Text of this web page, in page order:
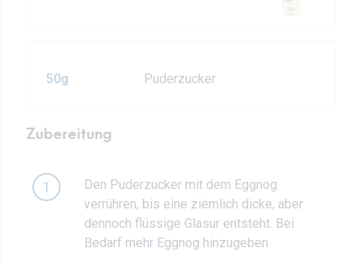
50g Puderzucker
Zubereitung
1
Den Puderzucker mit dem Eggnog
verrühren, bis eine ziemlich dicke, aber
dennoch flüssige Glasur entsteht. Bei
Bedarf mehr Eggnog hinzugeben.